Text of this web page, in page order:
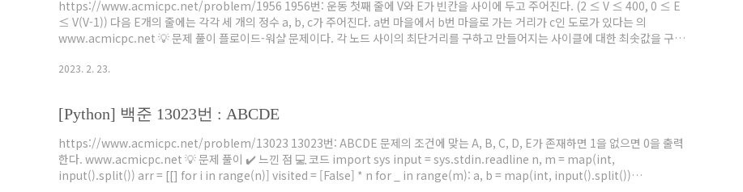
https://www.acmicpc.net/problem/1956 1956번: 운동 첫째 줄에 V와 E가 빈칸을 사이에 두고 주어진다. (2 ≤ V ≤ 400, 0 ≤ E
≤ V(V-1)) 다음 E개의 줄에는 각각 세 개의 정수 a, b, c가 주어진다. a번 마을에서 b번 마을로 가는 거리가 c인 도로가 있다는 의
www.acmicpc.net 💡 문제 풀이 플로이드-워샬 문제이다. 각 노드 사이의 최단거리를 구하고 만들어지는 사이클에 대한 최솟값을 구하
를 따지지 않아도 괜찮다. ✔️ 느낀 점 중간에 사이클을 어떻게 고려할까 고민을 조금했는데 생각해 보면 간단한 문제였다. ..
2023. 2. 23.
[Python] 백준 13023번 : ABCDE
https://www.acmicpc.net/problem/13023 13023번: ABCDE 문제의 조건에 맞는 A, B, C, D, E가 존재하면 1을 없으면 0을 출력
한다. www.acmicpc.net 💡 문제 풀이 ✔️ 느낀 점 💻 코드 import sys input = sys.stdin.readline n, m = map(int,
input().split()) arr = [[] for i in range(n)] visited = [False] * n for _ in range(m): a, b = map(int, input().split())